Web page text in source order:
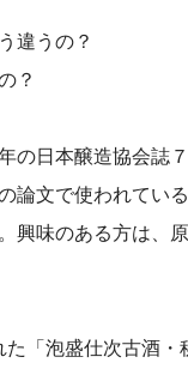
違うの？
？
の日本醸造協会誌
論文で使われてい
興味のある方は、
「泡盛仕次古酒